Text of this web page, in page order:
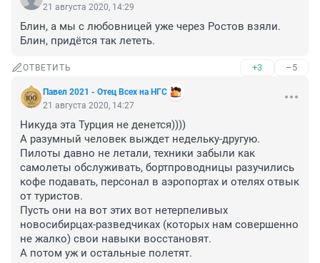
21 августа 2020, 14:29
Блин, а мы с любовницей уже через Ростов взяли.
Блин, придётся так лететь.
ОТВЕТИТЬ +3 –5
Павел 2021 - Отец Всех на НГС
21 августа 2020, 14:27
Никуда эта Турция не денется))))
А разумный человек выждет недельку-другую.
Пилоты давно не летали, техники забыли как
самолеты обслуживать, бортпроводницы разучились
кофе подавать, персонал в аэропортах и отелях отвык
от туристов.
Пусть они на вот этих вот нетерпеливых
новосибирцах-разведчиках (которых нам совершенно
не жалко) свои навыки восстановят.
А потом уж и остальные полетят.